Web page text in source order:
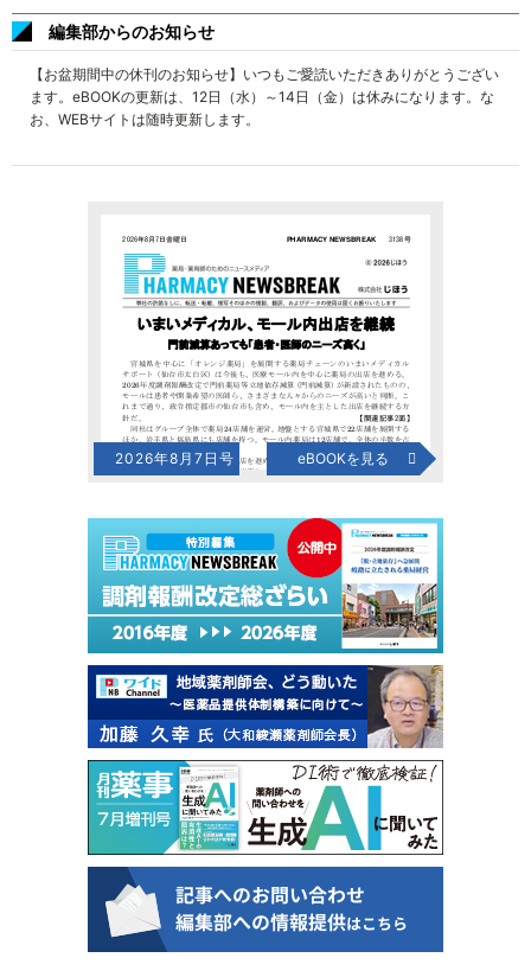
編集部からのお知らせ
【お盆期間中の休刊のお知らせ】いつもご愛読いただきありがとうござい
ます。eBOOKの更新は、12日（水）～14日（金）は休みになります。な
お、WEBサイトは随時更新します。
2026年8月7日号 eBOOKを見る